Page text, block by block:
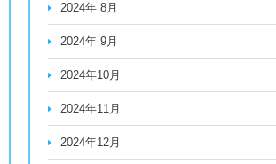
2024年 8月
2024年 9月
2024年10月
2024年11月
2024年12月